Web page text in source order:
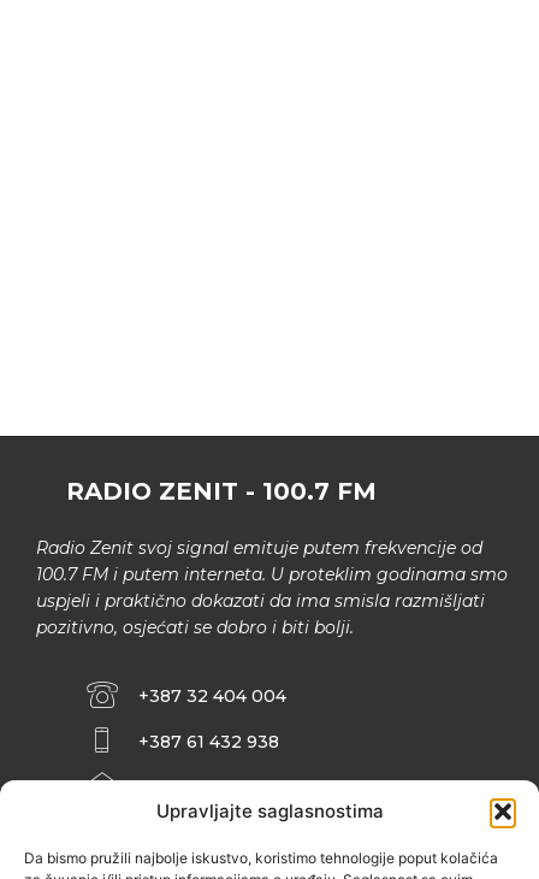
Upravljajte saglasnostima
Da bismo pružili najbolje iskustvo, koristimo tehnologije poput kolačića
RADIO ZENIT - 100.7 FM
Radio Zenit svoj signal emituje putem frekvencije od
100.7 FM i putem interneta. U proteklim godinama smo
uspjeli i praktično dokazati da ima smisla razmišljati
pozitivno, osjećati se dobro i biti bolji.
+387 32 404 004
+387 61 432 938
INFO@ZENIT.BA
ZENIČANKA, 3. SPRAT), 72000 ZENICA